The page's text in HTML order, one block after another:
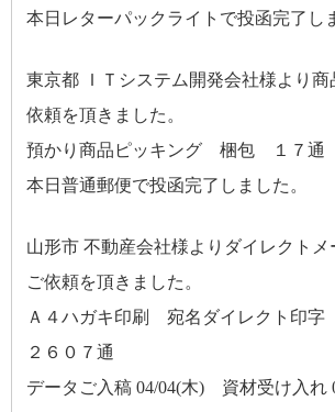
本日レターパックライトで投函完了し
東京都 ＩＴシステム開発会社様より
依頼を頂きました。
預かり商品ピッキング 梱包 １７通
本日普通郵便で投函完了しました。
山形市 不動産会社様よりダイレクト
ご依頼を頂きました。
Ａ４ハガキ印刷 宛名ダイレクト印
２６０７通
データご入稿 04/04(木) 資材受け入れ